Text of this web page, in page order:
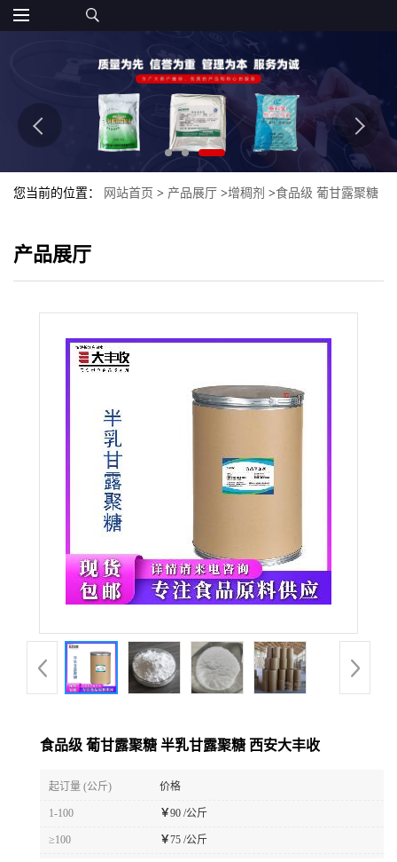
您当前的位置： 网站首页 > 产品展厅 >增稠剂 >食品级 葡甘露聚糖
产品展厅
食品级 葡甘露聚糖 半乳甘露聚糖 西安大丰收
起订量 (公斤) 价格
1-100 ￥90 /公斤
≥100 ￥75 /公斤